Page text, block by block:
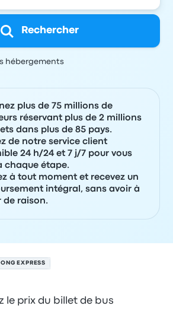
Rechercher
hébergements
plus de 75 millions de
réservant plus de 2 millions
dans plus de 85 pays.
de notre service client
24 h/24 et 7 j/7 pour vous
chaque étape.
à tout moment et recevez un
intégral, sans avoir à
de raison.
EXPRESS
le prix du billet de bus